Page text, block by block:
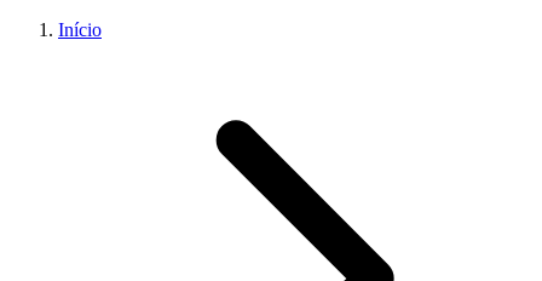
Início